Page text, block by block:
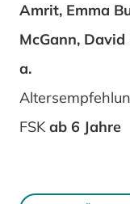
Amrit, Emma
McGann,
a.
FSK ab 6 Jahre